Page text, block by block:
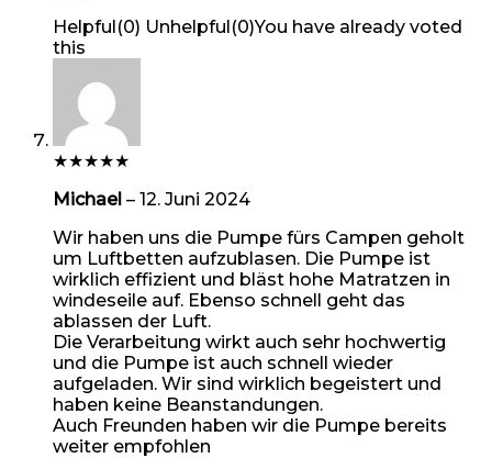
Helpful(0) Unhelpful(0)You have already voted
this
★★★★★
Michael – 12. Juni 2024
Wir haben uns die Pumpe fürs Campen geholt
um Luftbetten aufzublasen. Die Pumpe ist
wirklich effizient und bläst hohe Matratzen in
windeseile auf. Ebenso schnell geht das
ablassen der Luft.
Die Verarbeitung wirkt auch sehr hochwertig
und die Pumpe ist auch schnell wieder
aufgeladen. Wir sind wirklich begeistert und
haben keine Beanstandungen.
Auch Freunden haben wir die Pumpe bereits
weiter empfohlen